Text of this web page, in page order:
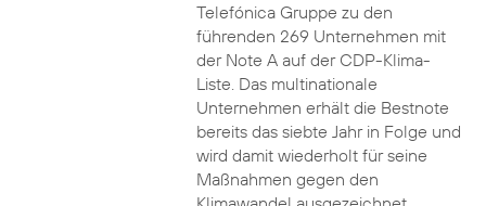
Telefónica Gruppe zu den
führenden 269 Unternehmen mit
der Note A auf der CDP-Klima-
Liste. Das multinationale
Unternehmen erhält die Bestnote
bereits das siebte Jahr in Folge und
wird damit wiederholt für seine
Maßnahmen gegen den